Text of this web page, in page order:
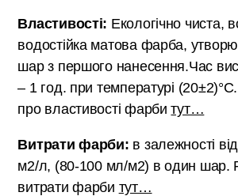
Властивості: Екологічно чиста,
водостійка матова фарба,
шар з першого нанесення.Час
– 1 год. при температурі
про властивості фарбитут…
Витрати фарби: в залежності
м2/л, (80-100 мл/м2) в один шар.
витрати фарби тут…